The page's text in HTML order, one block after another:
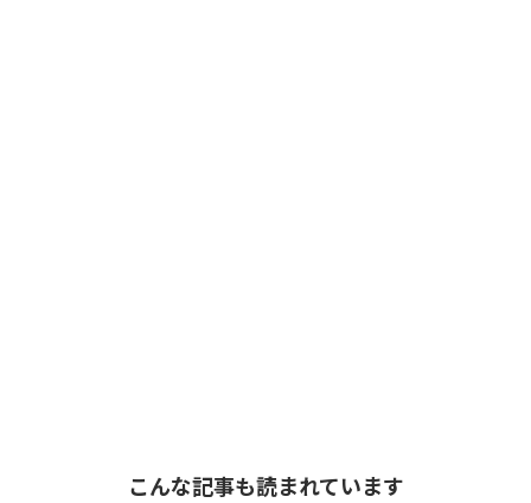
こんな記事も読まれています